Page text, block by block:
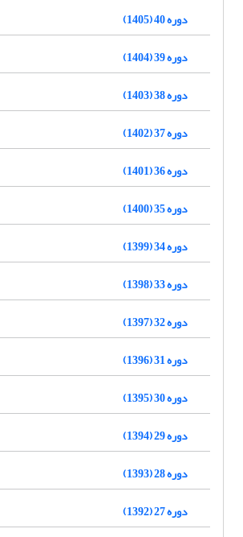
دوره 40 (1405)
دوره 39 (1404)
دوره 38 (1403)
دوره 37 (1402)
دوره 36 (1401)
دوره 35 (1400)
دوره 34 (1399)
دوره 33 (1398)
دوره 32 (1397)
دوره 31 (1396)
دوره 30 (1395)
دوره 29 (1394)
دوره 28 (1393)
دوره 27 (1392)